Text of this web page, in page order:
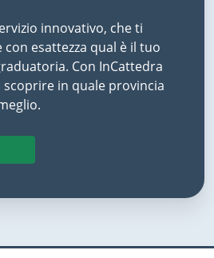
innovativo, che ti
esattezza qual è il tuo
Con InCattedra
in quale provincia